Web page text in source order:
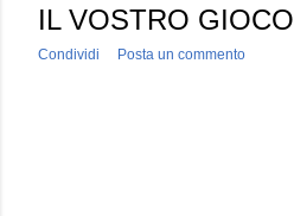
IL VOSTRO GIOCO
Condividi Posta un commento